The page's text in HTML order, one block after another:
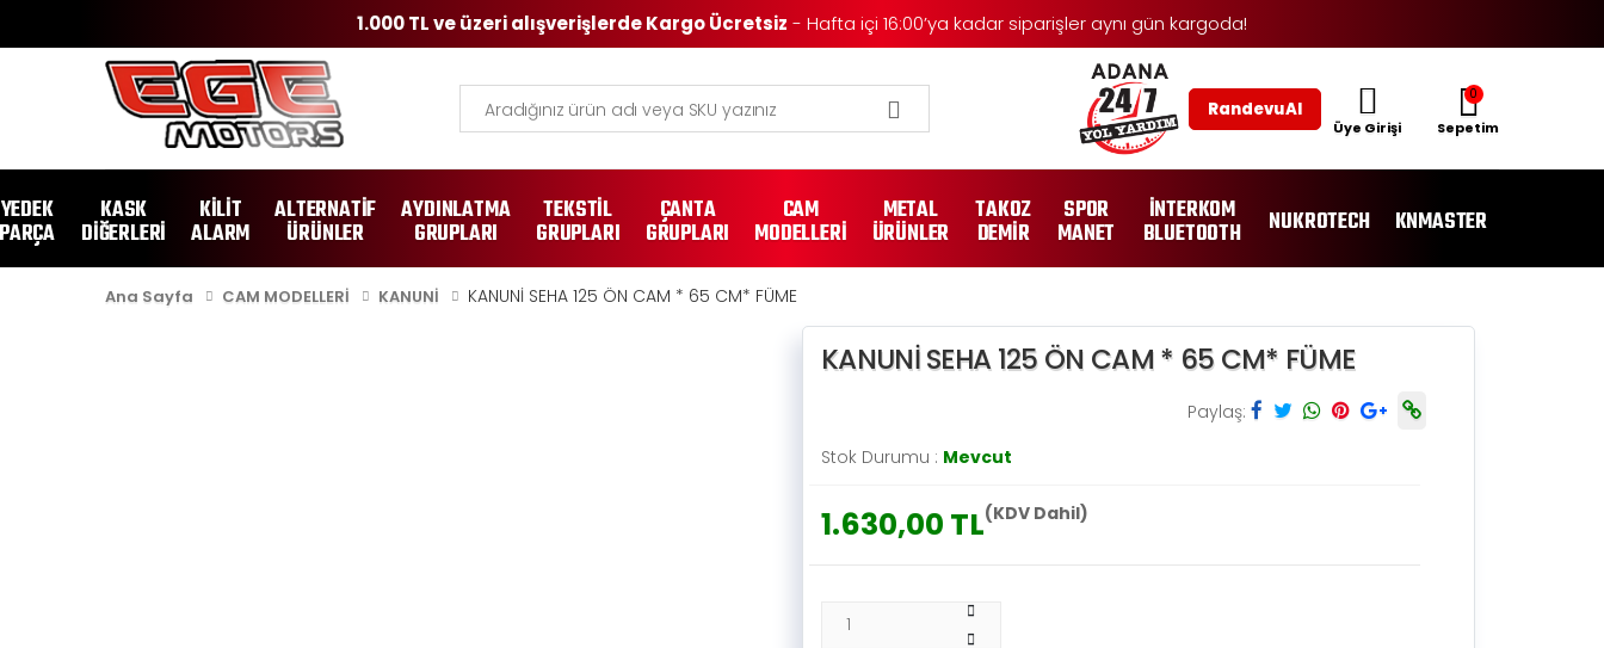
1.000 TL ve üzeri alışverişlerde Kargo Ücretsiz - Hafta içi 16:00’ya kadar siparişler aynı gün kargoda!
Ara
Randevu Al
Üye Girişi
0
Sepetim
YEDEK
PARÇA
KASK
DİĞERLERİ
KİLİT
ALARM
ALTERNATİF
ÜRÜNLER
AYDINLATMA
GRUPLARI
TEKSTİL
GRUPLARI
ÇANTA
GRUPLARI
CAM
MODELLERİ
METAL
ÜRÜNLER
TAKOZ
DEMİR
SPOR
MANET
İNTERKOM
BLUETOOTH NUKROTECH KNMASTER
Ana Sayfa CAM MODELLERİ KANUNİ KANUNİ SEHA 125 ÖN CAM * 65 CM* FÜME
KANUNİ SEHA 125 ÖN CAM * 65 CM* FÜME
Paylaş:
Stok Durumu : Mevcut
1.630,00 TL(KDV Dahil)